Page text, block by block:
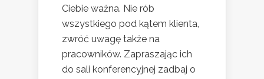
Ciebie ważna. Nie rób
wszystkiego pod kątem klienta,
zwróć uwagę także na
pracowników. Zapraszając ich
do sali konferencyjnej zadbaj o